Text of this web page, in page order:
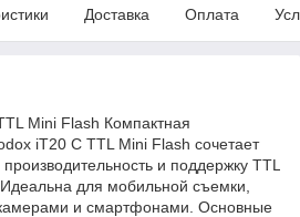
Доставка Оплата
Mini Flash Компактная
iT20 C TTL Mini Flash сочетает
и поддержку TTL
для мобильной съемки,
и смартфонами. Основные